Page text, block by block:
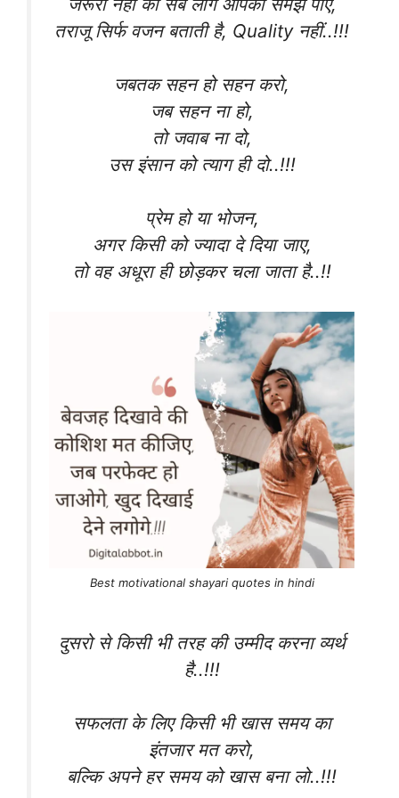
तराजू सिर्फ वजन बताती है, Quality नहीं..!!!
जबतक सहन हो सहन करो,
जब सहन ना हो,
तो जवाब ना दो,
उस इंसान को त्याग ही दो..!!!
प्रेम हो या भोजन,
अगर किसी को ज्यादा दे दिया जाए,
तो वह अधूरा ही छोड़कर चला जाता है..!!
Best motivational shayari quotes in hindi
दुसरो से किसी भी तरह की उम्मीद करना व्यर्थ
है..!!!
सफलता के लिए किसी भी खास समय का
इंतजार मत करो,
बल्कि अपने हर समय को खास बना लो..!!!